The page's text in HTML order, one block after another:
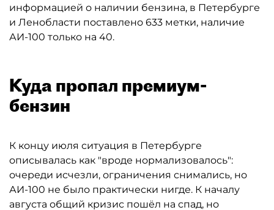
информацией о наличии бензина, в Петербурге
и Ленобласти поставлено 633 метки, наличие
АИ-100 только на 40.
Куда пропал премиум-
бензин
К концу июля ситуация в Петербурге
описывалась как "вроде нормализовалось":
очереди исчезли, ограничения снимались, но
АИ-100 не было практически нигде. К началу
августа общий кризис пошёл на спад, но